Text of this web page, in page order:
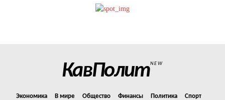
КавПолитNEW
Экономика В мире Общество Финансы Политика
Спорт